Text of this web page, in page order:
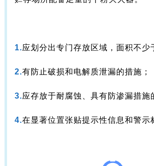
1.应划分出专门存放区域，面积不少
2.有防止破损和电解质泄漏的措施；
3.应存放于耐腐蚀、具有防渗漏措施
4.在显著位置张贴提示性信息和警示